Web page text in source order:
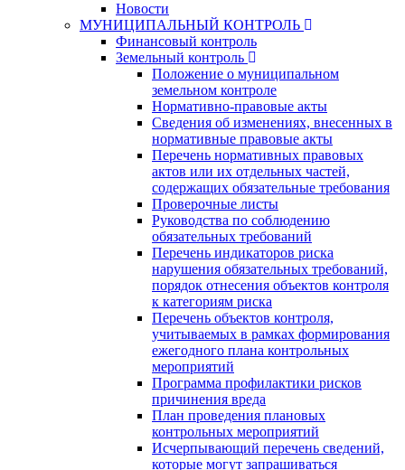
Новости
МУНИЦИПАЛЬНЫЙ КОНТРОЛЬ
Финансовый контроль
Земельный контроль
Положение о муниципальном
земельном контроле
Нормативно-правовые акты
Сведения об изменениях, внесенных в
нормативные правовые акты
Перечень нормативных правовых
актов или их отдельных частей,
содержащих обязательные требования
Проверочные листы
Руководства по соблюдению
обязательных требований
Перечень индикаторов риска
нарушения обязательных требований,
порядок отнесения объектов контроля
к категориям риска
Перечень объектов контроля,
учитываемых в рамках формирования
ежегодного плана контрольных
мероприятий
Программа профилактики рисков
причинения вреда
План проведения плановых
контрольных мероприятий
Исчерпывающий перечень сведений,
которые могут запрашиваться